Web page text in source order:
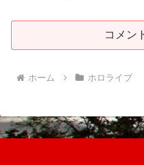
コメン
ホーム ホロライブ